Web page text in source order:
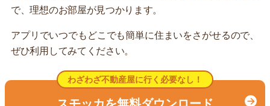
で、理想のお部屋が見つかります。
アプリでいつでもどこでも簡単に住まいをさがせるので、
ぜひ利用してみてください。
わざわざ不動産屋に行く必要なし！